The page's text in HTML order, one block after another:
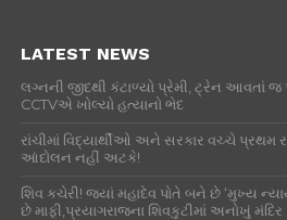
LATEST NEWS
લગ્નની જીદથી કંટાળ્યો પ્રેમી, ટ્રેન આવતાં જ
CCTVએ ખોલ્યો હત્યાનો ભેદ
રાંચીમાં વિદ્યાર્થીઓ અને સરકાર વચ્ચે પ્રથમ
આંદોલન નહીં અટકે!
શિવ કચેરી! જ્યાં મહાદેવ પોતે બને છે ‘મુખ્ય
છે માફી,પ્રયાગરાજના શિવકુટીમાં અનોખું મંદિર